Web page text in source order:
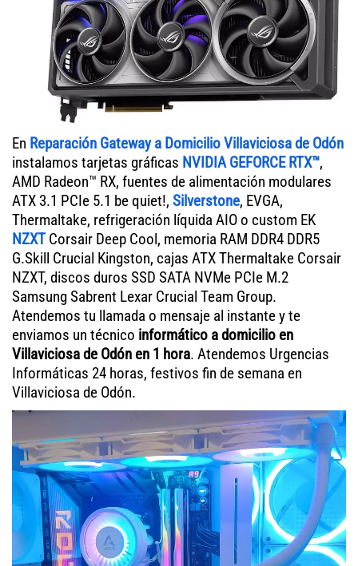
En Reparación Gateway a Domicilio Villaviciosa de Odón
instalamos tarjetas gráficas NVIDIA GEFORCE RTX™,
AMD Radeon™ RX, fuentes de alimentación modulares
ATX 3.1 PCIe 5.1 be quiet!, Silverstone, EVGA,
Thermaltake, refrigeración líquida AIO o custom EK
NZXTCorsair Deep Cool, memoria RAM DDR4 DDR5
G.Skill Crucial Kingston, cajas ATX Thermaltake Corsair
NZXT, discos duros SSD SATA NVMe PCIe M.2
Samsung Sabrent Lexar Crucial Team Group.
Atendemos tu llamada o mensaje al instante y te
enviamos un técnico informático a domicilio en
Villaviciosa de Odón en 1 hora. Atendemos Urgencias
Informáticas 24 horas, festivos fin de semana en
Villaviciosa de Odón.